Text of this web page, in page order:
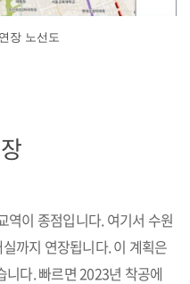
장 노선도
역이 종점입니다. 여기서 수원
까지 연장됩니다. 이 계획은
다. 빠르면 2023년 착공에